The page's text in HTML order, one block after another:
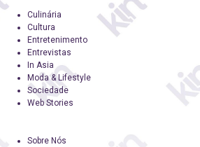
Culinária
Cultura
Entretenimento
Entrevistas
In Asia
Moda & Lifestyle
Sociedade
Web Stories
Sobre Nós